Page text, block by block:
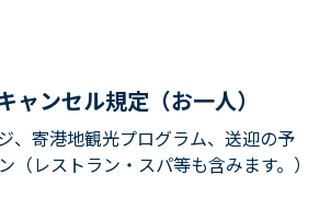
ャンセル規定（お一人）
、寄港地観光プログラム、送迎の予
（レストラン・スパ等も含みます。）